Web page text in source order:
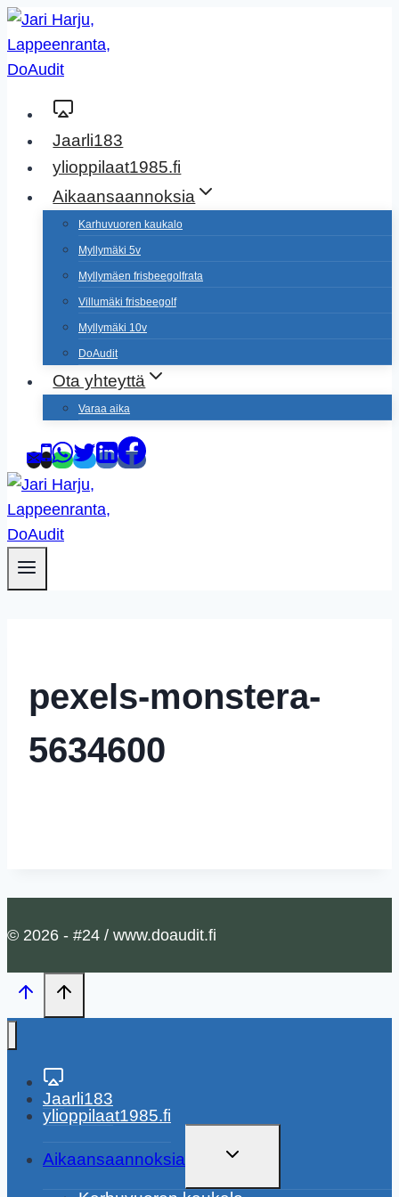
Siirry
sisältöön
Jaarli183
ylioppilaat1985.fi
Aikaansaannoksia
Karhuvuoren kaukalo
Myllymäki 5v
Myllymäen frisbeegolfrata
Villumäki frisbeegolf
Myllymäki 10v
DoAudit
Ota yhteyttä
Varaa aika
pexels-monstera-
5634600
© 2026 - #24 / www.doaudit.fi
Jaarli183
ylioppilaat1985.fi
Aikaansaannoksia
TOGGLE
MENU